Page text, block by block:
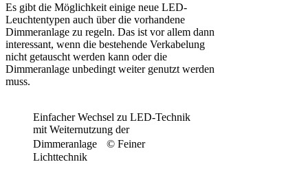
Es gibt die Möglichkeit einige neue LED-
Leuchtentypen auch über die vorhandene
Dimmeranlage zu regeln. Das ist vor allem dann
interessant, wenn die bestehende Verkabelung
nicht getauscht werden kann oder die
Dimmeranlage unbedingt weiter genutzt werden
muss.
Einfacher Wechsel zu LED-Technik
mit Weiternutzung der
Dimmeranlage © Feiner
Lichttechnik